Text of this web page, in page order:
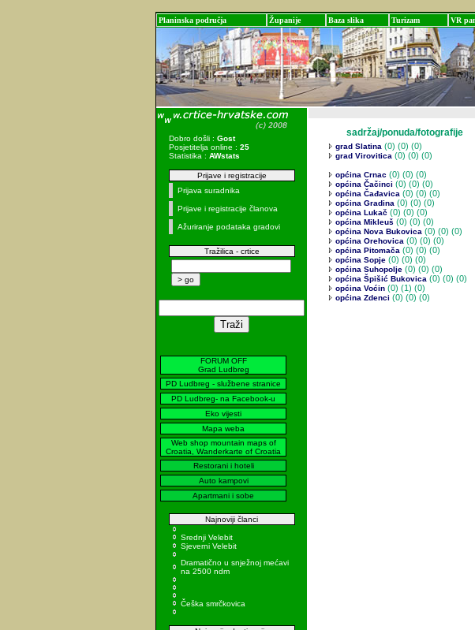
Planinska područja Županije Baza slika Turizam VR
Dobro došli : Gost
Posjetitelja online : 25
Statistika : AWstats
Prijave i registracije
Prijava suradnika
Prijave i registracije članova
Ažuriranje podataka gradovi
Tražilica - crtice
FORUM OFF
Grad Ludbreg
PD Ludbreg - službene stranice
PD Ludbreg- na Facebook-u
Eko vijesti
Mapa weba
Web shop mountain maps of
Croatia, Wanderkarte of Croatia
Restorani i hoteli
Auto kampovi
Apartmani i sobe
Najnoviji članci
Srednji Velebit
Sjeverni Velebit
Dramatično u snježnoj mećavi
na 2500 ndm
Češka smrčkovica
sadržaj/ponuda/fotografije
grad Slatina (0) (0) (0)
grad Virovitica (0) (0) (0)
općina Crnac (0) (0) (0)
općina Čačinci (0) (0) (0)
općina Čađavica (0) (0) (0)
općina Gradina (0) (0) (0)
općina Lukač (0) (0) (0)
općina Mikleuš (0) (0) (0)
općina Nova Bukovica (0) (0) (0)
općina Orehovica (0) (0) (0)
općina Pitomača (0) (0) (0)
općina Sopje (0) (0) (0)
općina Suhopolje (0) (0) (0)
općina Špišić Bukovica (0) (0) (0)
općina Voćin (0) (1) (0)
općina Zdenci (0) (0) (0)